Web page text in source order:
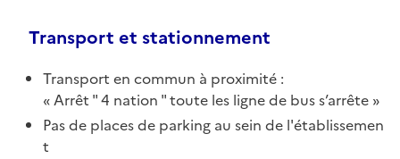
Transport et stationnement
Transport en commun à proximité :
Arrêt " 4 nation " toute les ligne de bus s’arrête
Pas de places de parking au sein de l'établissemen
t